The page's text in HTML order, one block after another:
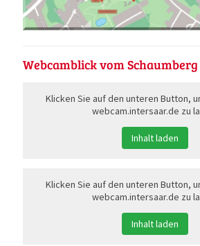
Webcamblick vom Schaumberg
Klicken Sie auf den unteren Button,
webcam.intersaar.de zu
Inhalt laden
Klicken Sie auf den unteren Button,
webcam.intersaar.de zu
Inhalt laden